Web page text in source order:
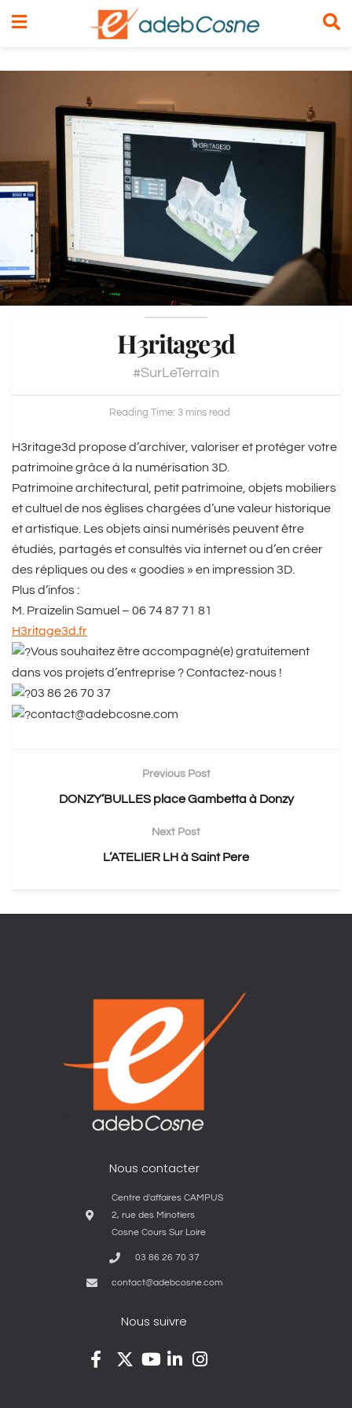
H3ritage3d
#SurLeTerrain
Reading Time: 3 mins read
H3ritage3d propose d’archiver, valoriser et protéger votre
patrimoine grâce à la numérisation 3D.
Patrimoine architectural, petit patrimoine, objets mobiliers
et cultuel de nos églises chargées d’une valeur historique
et artistique. Les objets ainsi numérisés peuvent être
étudiés, partagés et consultés via internet ou d’en créer
des répliques ou des « goodies » en impression 3D.
Plus d’infos :
M. Praizelin Samuel – 06 74 87 71 81
H3ritage3d.fr
Vous souhaitez être accompagné(e) gratuitement
dans vos projets d’entreprise ? Contactez-nous !
03 86 26 70 37
contact@adebcosne.com
Previous Post
DONZY’BULLES place Gambetta à Donzy
Next Post
L’ATELIER LH à Saint Pere
Nous contacter
Centre d'affaires CAMPUS
2, rue des Minotiers
Cosne Cours Sur Loire
03 86 26 70 37
contact@adebcosne.com
Nous suivre